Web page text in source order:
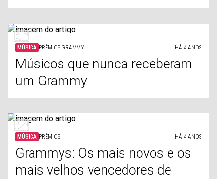
MÚSICA PRÉMIOS GRAMMY HÁ 4 ANOS
Músicos que nunca receberam
um Grammy
MÚSICA PRÉMIOS HÁ 4 ANOS
Grammys: Os mais novos e os
mais velhos vencedores de